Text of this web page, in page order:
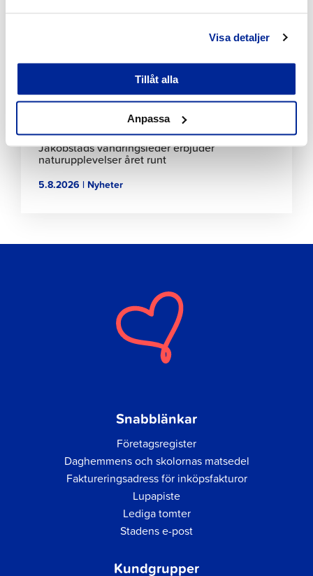
Visa detaljer
Tillåt alla
Anpassa
Jakobstads vandringsleder erbjuder
naturupplevelser året runt
5.8.2026 | Nyheter
Snabblänkar
Företagsregister
Daghemmens och skolornas matsedel
Faktureringsadress för inköpsfakturor
Lupapiste
Lediga tomter
Stadens e-post
Kundgrupper